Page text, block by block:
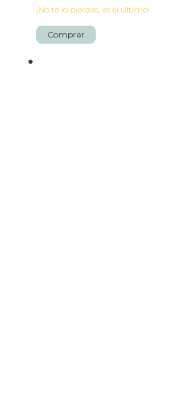
¡No te lo pierdas, es el último!
Comprar